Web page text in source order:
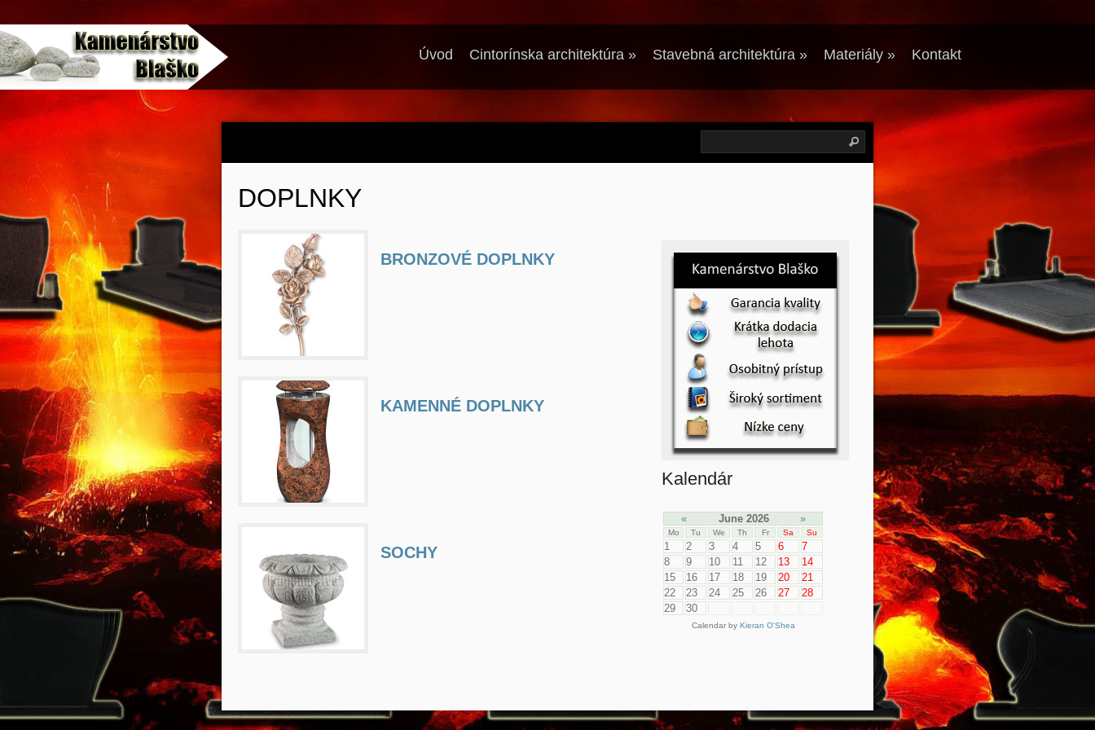
Úvod Cintorínska architektúra » Stavebná architektúra » Materiály » Kontakt
DOPLNKY
BRONZOVÉ DOPLNKY
KAMENNÉ DOPLNKY
SOCHY
Kalendár
« June 2026 »
Mo Tu We Th Fr Sa Su
1 2 3 4 5 6
7
8
9 10 11 12 13
14
15
16 17 18 19 20
21
22
23 24 25 26 27
28
29
30
Calendar by Kieran O'Shea